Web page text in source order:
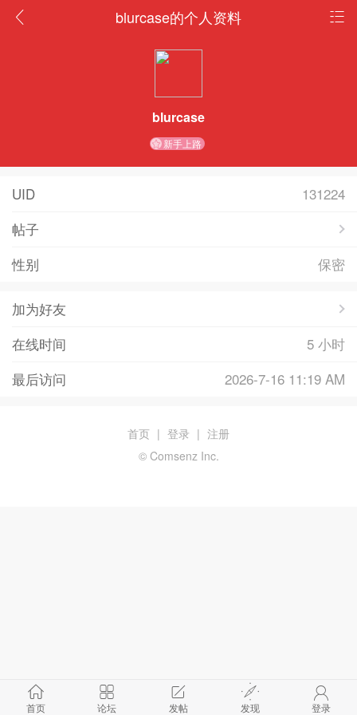
blurcase的个人资料
blurcase
新手上路
UID
131224
帖子
性别
保密
加为好友
在线时间
5 小时
最后访问
2026-7-16 11:19 AM
首页 论坛 发帖 发现 登录
首页 | 登录 | 注册
© Comsenz Inc.